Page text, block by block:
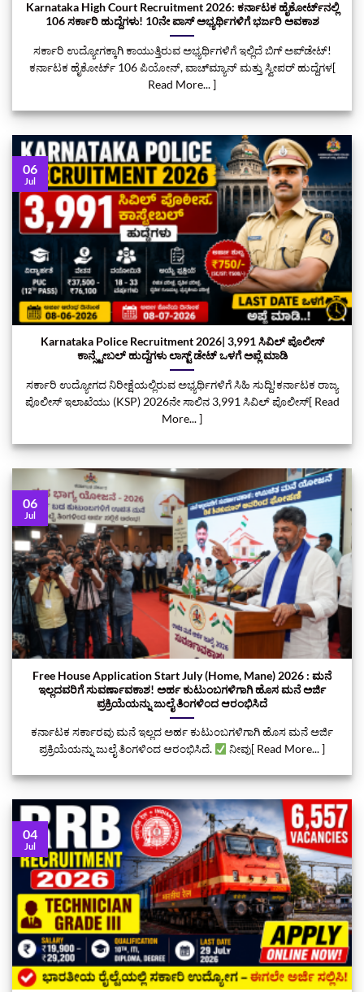
Karnataka High Court Recruitment 2026: ಕರ್ನಾಟಕ ಹೈಕೋರ್ಟ್‌ನಲ್ಲಿ
106 ಸರ್ಕಾರಿ ಹುದ್ದೆಗಳು! 10ನೇ ಪಾಸ್ ಅಭ್ಯರ್ಥಿಗಳಿಗೆ ಭರ್ಜರಿ ಅವಕಾಶ
ಸರ್ಕಾರಿ ಉದ್ಯೋಗಕ್ಕಾಗಿ ಕಾಯುತ್ತಿರುವ ಅಭ್ಯರ್ಥಿಗಳಿಗೆ ಇಲ್ಲಿದೆ ಬಿಗ್ ಅಪ್‌ಡೇಟ್!
ಕರ್ನಾಟಕ ಹೈಕೋರ್ಟ್ 106 ಪಿಯೋನ್, ವಾಚ್‌ಮ್ಯಾನ್ ಮತ್ತು ಸ್ವೀಪರ್ ಹುದ್ದೆಗಳ[
Read More... ]
Karnataka Police Recruitment 2026| 3,991 ಸಿವಿಲ್ ಪೊಲೀಸ್
ಕಾನ್ಸ್ಟೇಬಲ್ ಹುದ್ದೆಗಳು ಲಾಸ್ಟ್‌ ಡೇಟ್‌ ಒಳಗೆ ಅಪ್ಲೆ ಮಾಡಿ
ಸರ್ಕಾರಿ ಉದ್ಯೋಗದ ನಿರೀಕ್ಷೆಯಲ್ಲಿರುವ ಅಭ್ಯರ್ಥಿಗಳಿಗೆ ಸಿಹಿ ಸುದ್ದಿ!ಕರ್ನಾಟಕ ರಾಜ್ಯ
ಪೊಲೀಸ್ ಇಲಾಖೆಯು (KSP) 2026ನೇ ಸಾಲಿನ 3,991 ಸಿವಿಲ್ ಪೊಲೀಸ್[ Read
More... ]
06
Jul
Free House Application Start July (Home, Mane) 2026 : ಮನೆ
ಇಲ್ಲದವರಿಗೆ ಸುವರ್ಣಾವಕಾಶ! ಅರ್ಹ ಕುಟುಂಬಗಳಿಗಾಗಿ ಹೊಸ ಮನೆ ಅರ್ಜಿ
ಪ್ರಕ್ರಿಯೆಯನ್ನು ಜುಲೈ ತಿಂಗಳಿಂದ ಆರಂಭಿಸಿದೆ
ಕರ್ನಾಟಕ ಸರ್ಕಾರವು ಮನೆ ಇಲ್ಲದ ಅರ್ಹ ಕುಟುಂಬಗಳಿಗಾಗಿ ಹೊಸ ಮನೆ ಅರ್ಜಿ
ಪ್ರಕ್ರಿಯೆಯನ್ನು ಜುಲೈ ತಿಂಗಳಿಂದ ಆರಂಭಿಸಿದೆ.
ನೀವು[ Read More... ]
06
Jul
04
Jul